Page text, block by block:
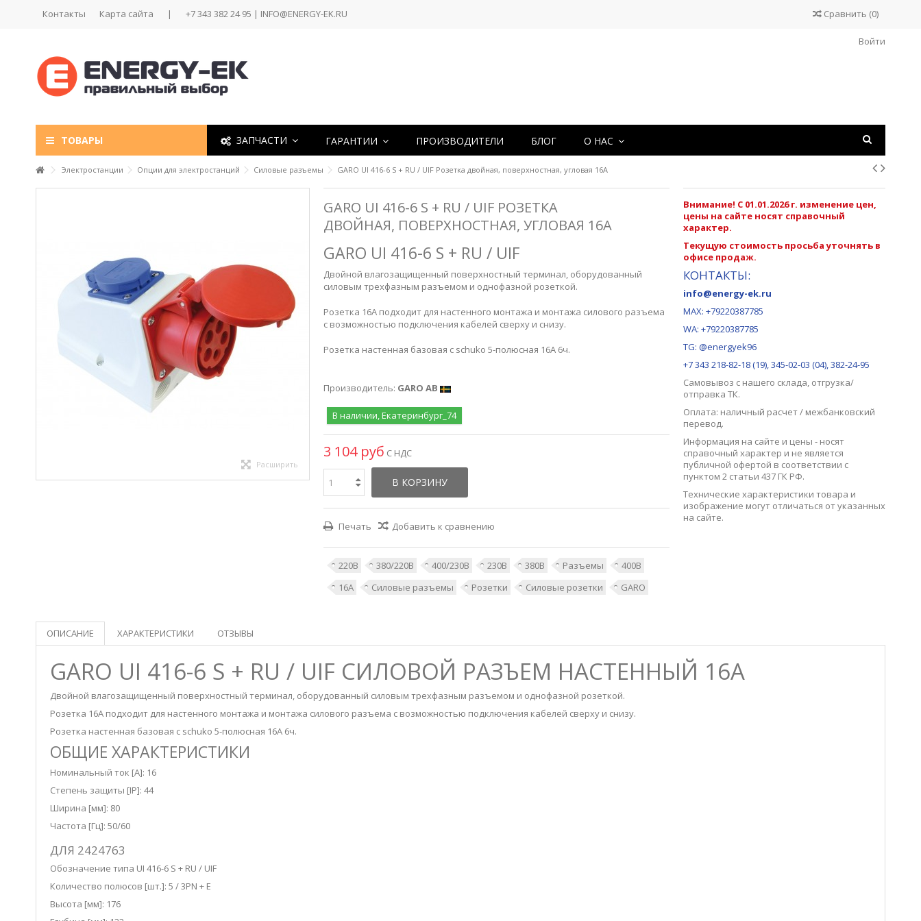
Контакты Карта сайта | +7 343 382 24 95 | INFO@ENERGY-EK.RU Сравнить (0)
Войти
ТОВАРЫ ЗАПЧАСТИ ГАРАНТИИ ПРОИЗВОДИТЕЛИ БЛОГ О НАС
Электростанции Опции для электростанций Силовые разъемы GARO UI 416-6 S + RU / UIF Розетка двойная, поверхностная, угловая 16А
Расширить
GARO UI 416-6 S + RU / UIF РОЗЕТКА
ДВОЙНАЯ, ПОВЕРХНОСТНАЯ, УГЛОВАЯ 16А
GARO UI 416-6 S + RU / UIF
Двойной влагозащищенный поверхностный терминал, оборудованный
силовым трехфазным разъемом и однофазной розеткой.
Розетка 16A подходит для настенного монтажа и монтажа силового разъема
с возможностью подключения кабелей сверху и снизу.
Розетка настенная базовая с schuko 5-полюсная 16А 6ч.
Производитель: GARO AB
В наличии, Екатеринбург_74
3 104 руб С НДС
В КОРЗИНУ
Печать Добавить к сравнению
220В 380/220В 400/230В 230В 380В Разъемы
400В
16А
Силовые разъемы Розетки Силовые розетки GARO
Внимание! С 01.01.2026 г. изменение цен,
цены на сайте носят справочный
характер.
Текущую стоимость просьба уточнять в
офисе продаж.
КОНТАКТЫ:
info@energy-ek.ru
MAX: +79220387785
WA: +79220387785
TG: @energyek96
+7 343 218-82-18 (19), 345-02-03 (04), 382-24-95
Самовывоз с нашего склада, отгрузка/
отправка ТК.
Оплата: наличный расчет / межбанковский
перевод.
Информация на сайте и цены - носят
справочный характер и не является
публичной офертой в соответствии с
пунктом 2 статьи 437 ГК РФ.
Технические характеристики товара и
изображение могут отличаться от указанных
на сайте.
ОПИСАНИЕ ХАРАКТЕРИСТИКИ ОТЗЫВЫ
GARO UI 416-6 S + RU / UIF СИЛОВОЙ РАЗЪЕМ НАСТЕННЫЙ 16А
Двойной влагозащищенный поверхностный терминал, оборудованный силовым трехфазным разъемом и однофазной розеткой.
Розетка 16A подходит для настенного монтажа и монтажа силового разъема с возможностью подключения кабелей сверху и снизу.
Розетка настенная базовая с schuko 5-полюсная 16А 6ч.
ОБЩИЕ ХАРАКТЕРИСТИКИ
Номинальный ток [А]: 16
Степень защиты [IP]: 44
Ширина [мм]: 80
Частота [Гц]: 50/60
ДЛЯ 2424763
Обозначение типа UI 416-6 S + RU / UIF
Количество полюсов [шт.]: 5 / 3PN + E
Высота [мм]: 176